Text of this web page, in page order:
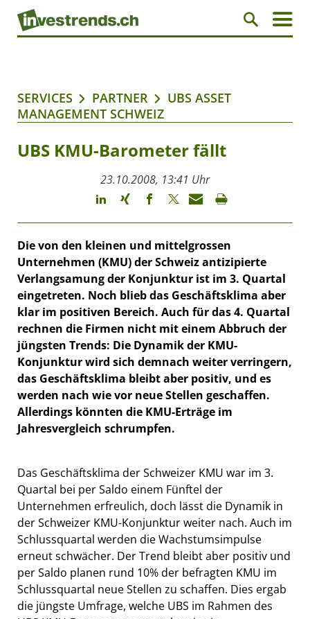
SERVICES PARTNER
UBS ASSET
MANAGEMENT SCHWEIZ
UBS KMU-Barometer fällt
23.10.2008, 13:41 Uhr
Die von den kleinen und mittelgrossen
Unternehmen (KMU) der Schweiz antizipierte
Verlangsamung der Konjunktur ist im 3. Quartal
eingetreten. Noch blieb das Geschäftsklima aber
klar im positiven Bereich. Auch für das 4. Quartal
rechnen die Firmen nicht mit einem Abbruch der
jüngsten Trends: Die Dynamik der KMU-
Konjunktur wird sich demnach weiter verringern,
das Geschäftsklima bleibt aber positiv, und es
werden nach wie vor neue Stellen geschaffen.
Allerdings könnten die KMU-Erträge im
Jahresvergleich schrumpfen.
Das Geschäftsklima der Schweizer KMU war im 3.
Quartal bei per Saldo einem Fünftel der
Unternehmen erfreulich, doch lässt die Dynamik in
der Schweizer KMU-Konjunktur weiter nach. Auch im
Schlussquartal werden die Wachstumsimpulse
erneut schwächer. Der Trend bleibt aber positiv und
per Saldo planen rund 10% der befragten KMU im
Schlussquartal neue Stellen zu schaffen. Dies ergab
die jüngste Umfrage, welche UBS im Rahmen des